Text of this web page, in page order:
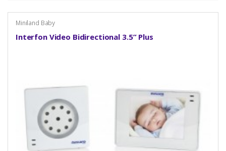
Miniland Baby
Interfon Video Bidirectional 3.5” Plus